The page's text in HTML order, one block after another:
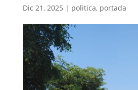
Dic 21, 2025 | politica, portada